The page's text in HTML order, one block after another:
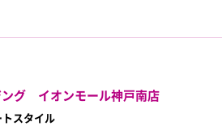
ング イオンモール神戸南店
スタイル